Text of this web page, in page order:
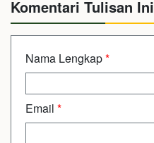
Komentari Tulisan Ini
Nama Lengkap*
Email *